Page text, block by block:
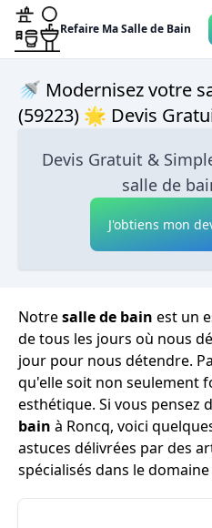
Refaire Ma Salle de Bain
🚿 Modernisez votre
(59223) 🌟 Devis
Devis Gratuit &
salle de
J'obtiens mon
Notresalle de bain est un
de tous les jours où nous
jour pour nous détendre.
qu'elle soit non seulement
esthétique. Si vous pensez
bain à Roncq, voici
astuces délivrées par des
spécialisés dans le